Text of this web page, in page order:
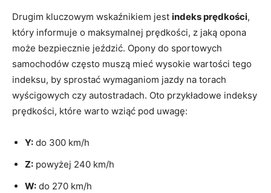
Drugim kluczowym wskaźnikiem jest indeks prędkości,
który informuje o maksymalnej prędkości, z jaką opona
może bezpiecznie jeździć. Opony do sportowych
samochodów często muszą mieć wysokie wartości tego
indeksu, by sprostać wymaganiom jazdy na torach
wyścigowych czy autostradach. Oto przykładowe indeksy
prędkości, które warto wziąć pod uwagę:
Y: do 300 km/h
Z: powyżej 240 km/h
W: do 270 km/h